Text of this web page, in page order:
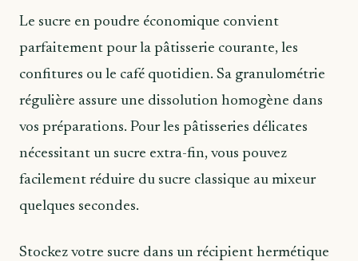
Le sucre en poudre économique convient
parfaitement pour la pâtisserie courante, les
confitures ou le café quotidien. Sa granulométrie
régulière assure une dissolution homogène dans
vos préparations. Pour les pâtisseries délicates
nécessitant un sucre extra-fin, vous pouvez
facilement réduire du sucre classique au mixeur
quelques secondes.
Stockez votre sucre dans un récipient hermétique